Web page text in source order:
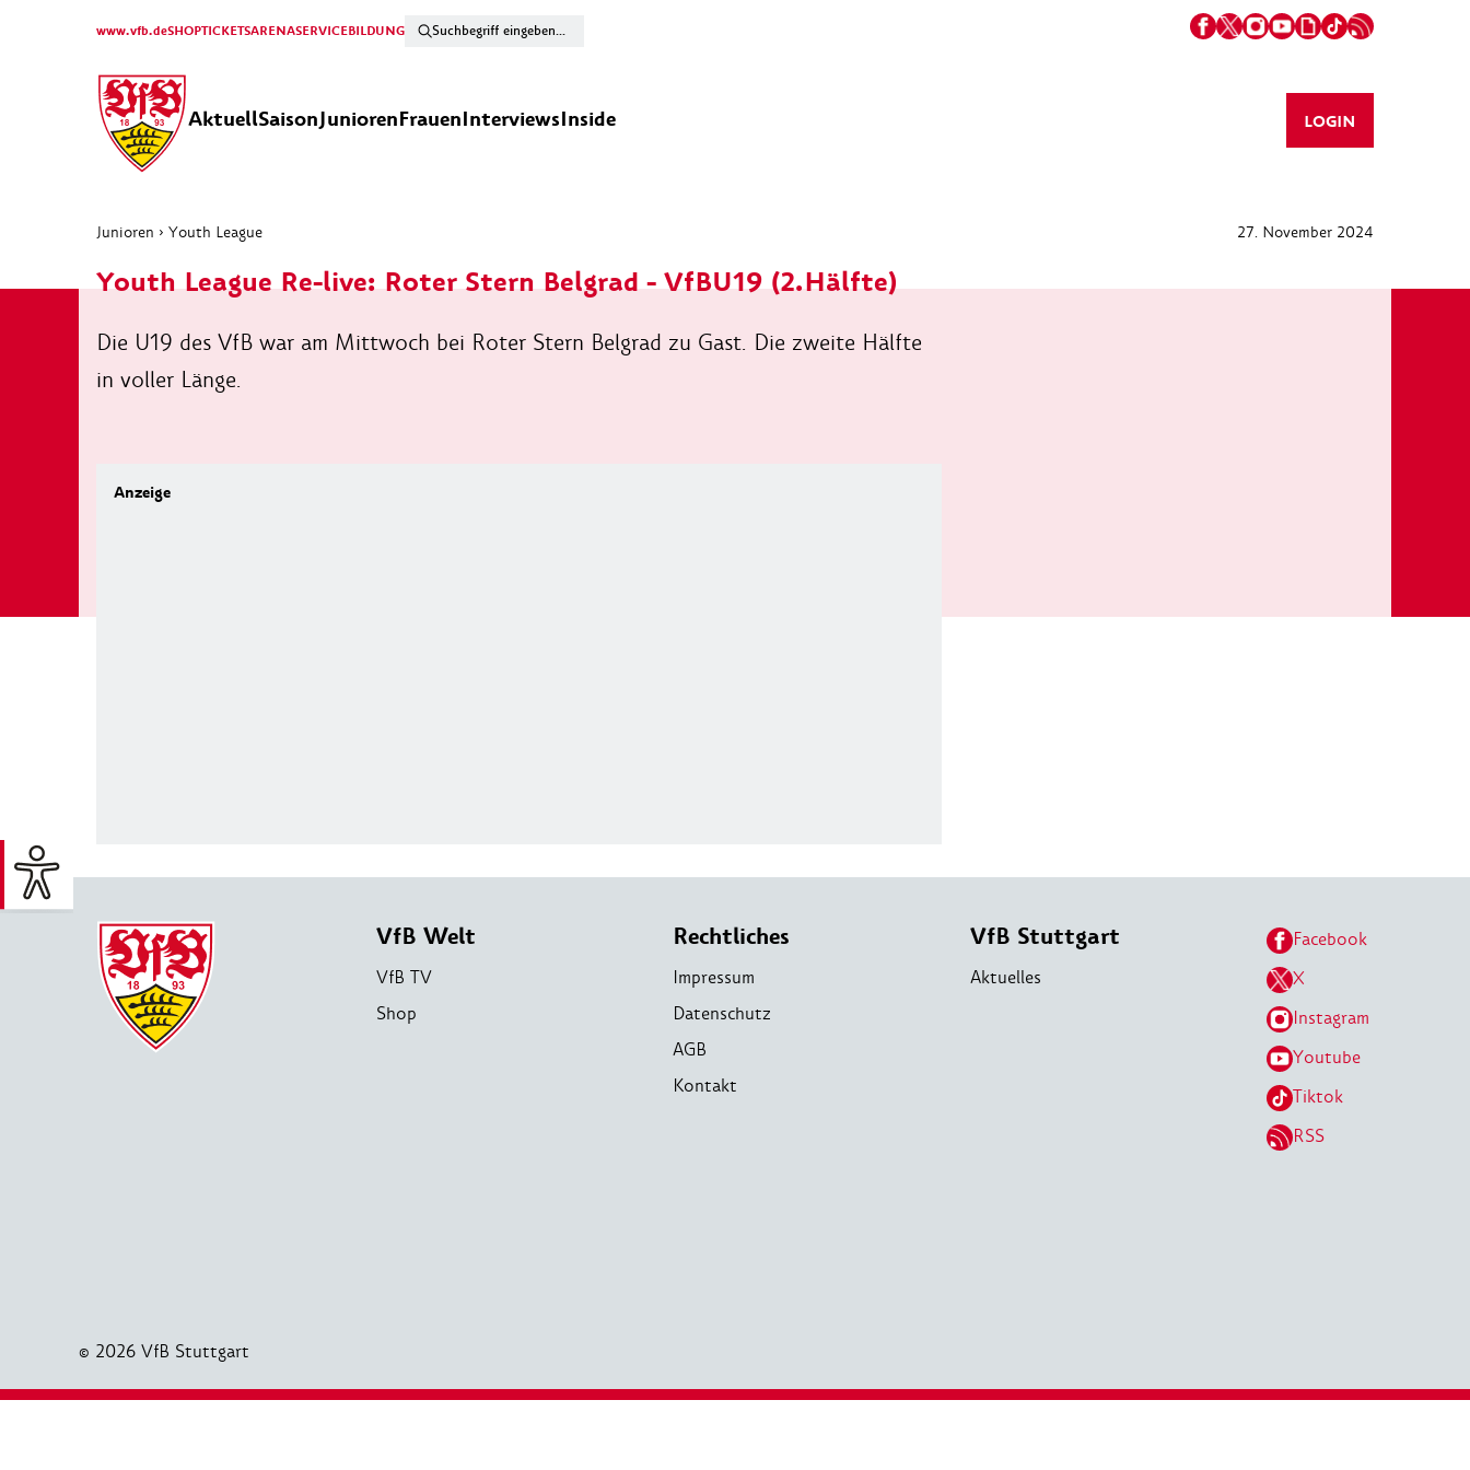
www.vfb.deSHOPTICKETSARENASERVICEBILDUNG
AktuellSaisonJuniorenFrauenInterviewsInside LOGIN
Junioren › Youth League 27. November 2024
Youth League Re-live: Roter Stern Belgrad - VfBU19 (2.Hälfte)
Die U19 des VfB war am Mittwoch bei Roter Stern Belgrad zu Gast. Die zweite Hälfte
in voller Länge.
VfB Welt
VfB TV
Shop
Rechtliches
Impressum
Datenschutz
AGB
Kontakt
VfB Stuttgart
Aktuelles
Facebook
X
Instagram
Youtube
Tiktok
RSS
© 2026 VfB Stuttgart